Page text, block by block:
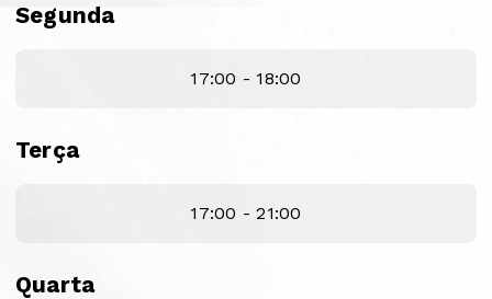
Segunda
17:00 - 18:00
Terça
17:00 - 21:00
Quarta